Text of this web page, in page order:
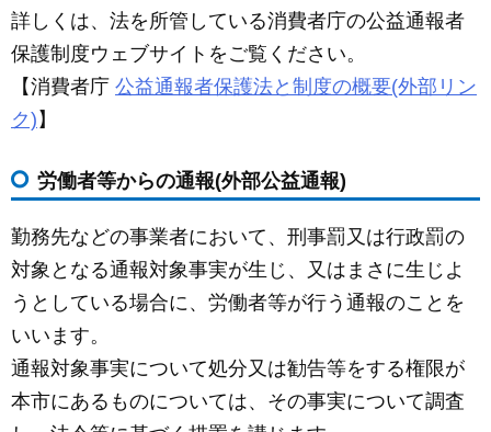
詳しくは、法を所管している消費者庁の公益通報者
保護制度ウェブサイトをご覧ください。
【消費者庁 公益通報者保護法と制度の概要(外部リン
ク) 】
労働者等からの通報(外部公益通報)
勤務先などの事業者において、刑事罰又は行政罰の
対象となる通報対象事実が生じ、又はまさに生じよ
うとしている場合に、労働者等が行う通報のことを
いいます。
通報対象事実について処分又は勧告等をする権限が
本市にあるものについては、その事実について調査